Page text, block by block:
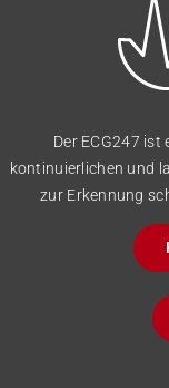
Der ECG247
kontinuierlichen und
zur Erkennung